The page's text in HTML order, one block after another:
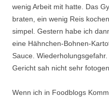
wenig Arbeit mit hatte. Das
braten, ein wenig Reis
simpel. Gestern habe ich
eine Hähnchen-Bohnen-
Sauce.
Gericht sah nicht sehr
Wenn ich in Foodblogs